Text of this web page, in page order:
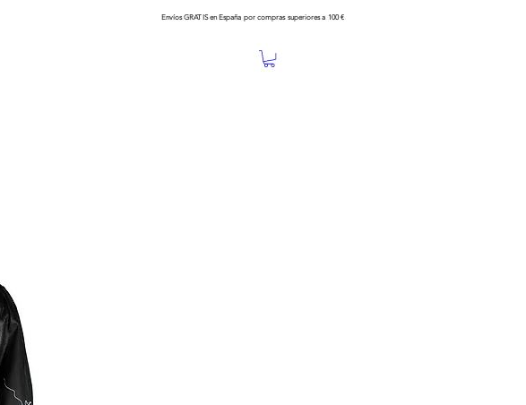
Envíos GRATIS en España por compras superiores a 100 €